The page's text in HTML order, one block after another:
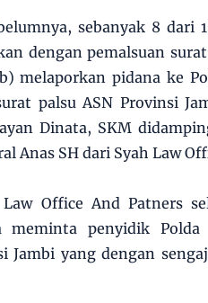
sebanyak 8 dari
dengan pemalsuan
melaporkan pidana ke
palsu ASN Provinsi
Dinata, SKM
Anas SH dari Syah Law
Office And Patners
meminta penyidik
Jambi yang dengan